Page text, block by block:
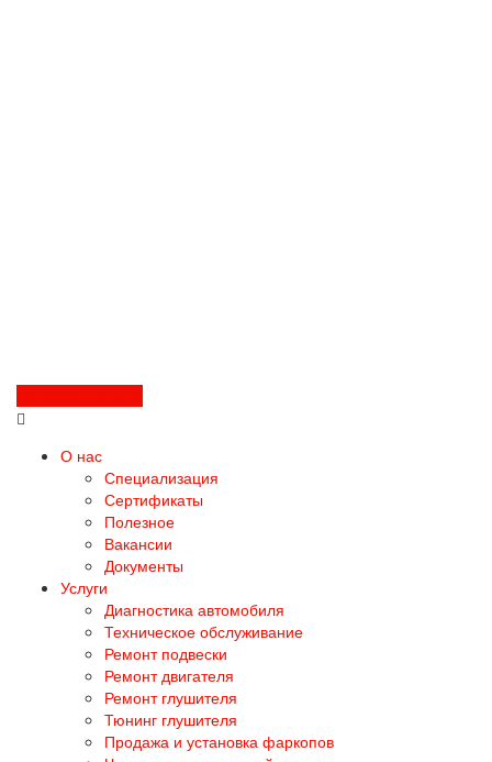
О нас
Специализация
Сертификаты
Полезное
Вакансии
Документы
Услуги
Диагностика автомобиля
Техническое обслуживание
Ремонт подвески
Ремонт двигателя
Ремонт глушителя
Тюнинг глушителя
Продажа и установка фаркопов